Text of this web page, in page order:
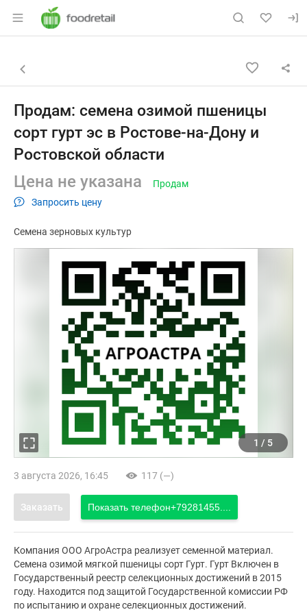
Раздел навигации по сайту
Объявление: Продам: семена
Навигация и управление объявлением
Назад к списку объявлений
Продам: семена озимой пшеницы
сорт гурт эс в Ростове-на-Дону и
Ростовской области
Цена не указана
Запросить цену
Продам
Семена зерновых культур
1 / 5
3 августа 2026, 16:45 117 (—)
Заказать Показать телефон+79281455....
Компания ООО АгроАстра реализует семенной материал.
Семена озимой мягкой пшеницы сорт Гурт. Гурт Включен в
Государственный реестр селекционных достижений в 2015
году. Находится под защитой Государственной комиссии РФ
по испытанию и охране селекционных достижений.